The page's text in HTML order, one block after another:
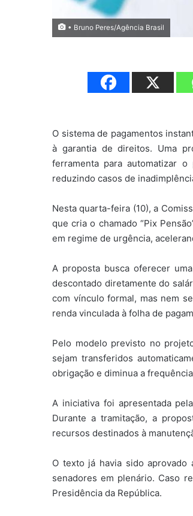
• Bruno Peres/Agência Brasil
O sistema de pagamentos
à garantia de direitos. Uma
ferramenta para automatizar
reduzindo casos de
Nesta quarta-feira (10), a
que cria o chamado “Pix
em regime de urgência,
A proposta busca oferecer
descontado diretamente do
com vínculo formal, mas nem
renda vinculada à folha de
Pelo modelo previsto no
sejam transferidos
obrigação e diminua a
A iniciativa foi apresentada
Durante a tramitação, a
recursos destinados à
O texto já havia sido aprovado
senadores em plenário. Caso
Presidência da República.